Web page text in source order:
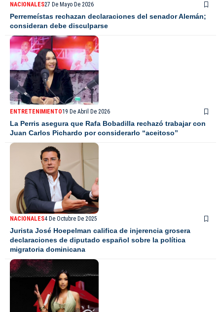
NACIONALES27 De Mayo De 2026
Perremeístas rechazan declaraciones del senador Alemán;
consideran debe disculparse
ENTRETENIMIENTO19 De Abril De 2026
La Perris asegura que Rafa Bobadilla rechazó trabajar con
Juan Carlos Pichardo por considerarlo “aceitoso”
NACIONALES4 De Octubre De 2025
Jurista José Hoepelman califica de injerencia grosera
declaraciones de diputado español sobre la política
migratoria dominicana